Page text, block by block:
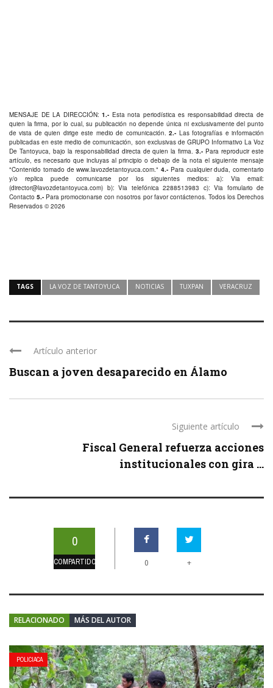
MENSAJE DE LA DIRECCIÓN:1.- Esta nota periodística es responsabilidad directa de
quien la firma, por lo cual, su publicación no depende única ni exclusivamente del punto
de vista de quien dirige este medio de comunicación.2.- Las fotografías e información
publicadas en este medio de comunicación, son exclusivas de GRUPO Informativo La Voz
De Tantoyuca, bajo la responsabilidad directa de quien la firma.3.- Para reproducir este
artículo, es necesario que incluyas al principio o debajo de la nota el siguiente mensaje
"Contenido tomado dewww.lavozdetantoyuca.com ." 4.- Para cualquier duda, comentario
y/o replica puede comunicarse por los siguientes medios: a): Via email:
(director@lavozdetantoyuca.com) b): Via telefónica 2288513983 c): Via fomulario de
Contacto 5.- Para promocionarse con nosotros por favorcontáctenos. Todos los Derechos
Reservados © 2026
TAGS LA VOZ DE TANTOYUCA NOTICIAS TUXPAN VERACRUZ
Artículo anterior
Buscan a joven desaparecido en Álamo
Siguiente artículo
Fiscal General refuerza acciones
institucionales con gira ...
0
COMPARTIDOS 0 +
RELACIONADO MÁS DEL AUTOR
POLICIACA